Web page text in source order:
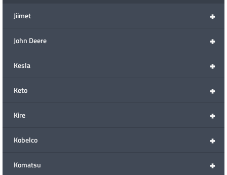
+
Jiimet
+
John Deere
+
Kesla
+
Keto
+
Kire
+
Kobelco
+
Komatsu